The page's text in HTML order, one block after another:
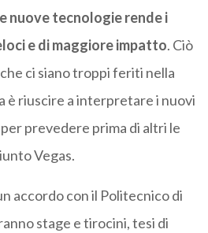
nuove tecnologie rende i
e di maggiore impatto. Ciò
ci siano troppi feriti nella
è riuscire a interpretare i nuovi
prevedere prima di altri le
Vegas.
accordo con il Politecnico di
stage e tirocini, tesi di